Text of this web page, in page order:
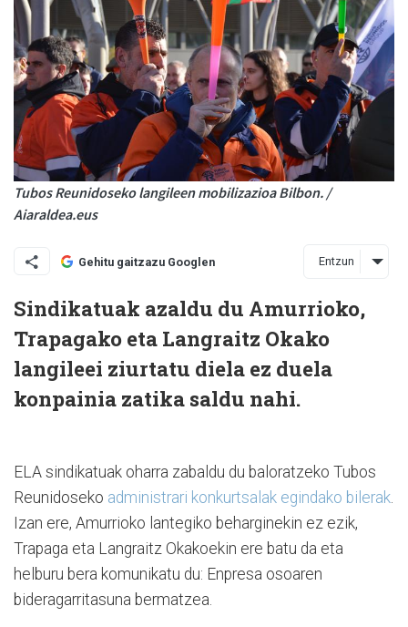
Tubos Reunidoseko langileen mobilizazioa Bilbon. /
Aiaraldea.eus
Gehitu gaitzazu Googlen Entzun
Sindikatuak azaldu du Amurrioko,
Trapagako eta Langraitz Okako
langileei ziurtatu diela ez duela
konpainia zatika saldu nahi.
ELA sindikatuak oharra zabaldu du baloratzeko Tubos
Reunidoseko administrari konkurtsalak egindako bilerak
Izan ere, Amurrioko lantegiko beharginekin ez ezik,
Trapaga eta Langraitz Okakoekin ere batu da eta
helburu bera komunikatu du: Enpresa osoaren
bideragarritasuna bermatzea.